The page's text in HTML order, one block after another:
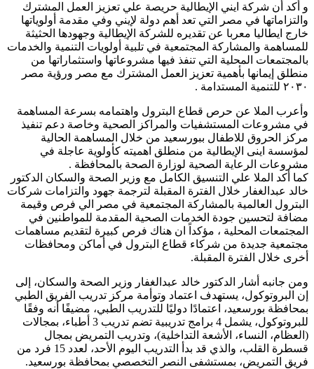
و أكد أن شركة ايني الإيطالية حريصة علي تعزيز العمل المشترك
والتزاماتها في مصر التي تعد أهم دولة لإيني وفي مقدمة أولوياتها
خارج ايطاليا معربا عن تقديره للشركة الإيطالية وجهودها الحثيثة
للمساهمة والمشاركة المجتمعية في تلبية أولويات التنمية والخدمات
بالمجتمعات المحلية التي تنفذ فيها مشروعاتها واستثماراتها من
منطلق إيمانها بأهمية تعزيز العمل المشترك مع مصر ورؤية مصر
٢٠٣٠ للتنمية المستدامة .
وأعرب الملا عن حرص قطاع البترول واهتمامه بسرعة المساهمة
في مشروعات المستشفيات والمراكز الصحية وخاصة دعم تنفيذ
مركز الحروق للاطفال ببورسعيد من خلال المساهمة الحالية
لمؤسسة اينى الإيطالية من منطلق اهميته كأولوية عاجلة في
مشروعات الرعاية الصحية لوزارة الصحة بالمحافظة .
كما أكد الملا علي التنسيق الكامل مع وزير الصحة والسكان الدكتور
خالد عبدالغفار خلال الفترة المقبلة لترجمة جهود والتزامات شركات
البترول العالمية بالمشاركة المجتمعية في مصر الي فرص وقيمة
مضافة لتحسين جودة الخدمات الصحية المقدمة للمواطنين في
المجتمعات المحلية ، مؤكداً ان هناك فرص كبيرة لتقديم مساهمات
مجتمعية جديدة من شركاء قطاع البترول في أماكن ومحافظات
أخرى خلال الفترة المقبلة.
ومن جانبه أشار الدكتور خالد عبدالغفار وزير الصحة والسكان، إلى
إن البروتوكول، يستهدف اعتماد وتوأمة مركز تدريب الفريق الطبي
بمحافظة بورسعيد، اعتمادًا دوليًا للتدريب الطبي، مضيفًا أنه وفقًا
للبروتوكول، يشمل 4 برامج تدريبية تضم تدريب 3 أطباء، بمجالات
(العظام، النساء، الأشعة التداخلية)، وتدريب التمريض بمجال
قسطرة القلب، والذي قد بدأ التدريب اليوم الأحد، لعدد 15 فرد من
فريق التمريض، بمستشفى النصر التخصصي بمحافظة بورسعيد.